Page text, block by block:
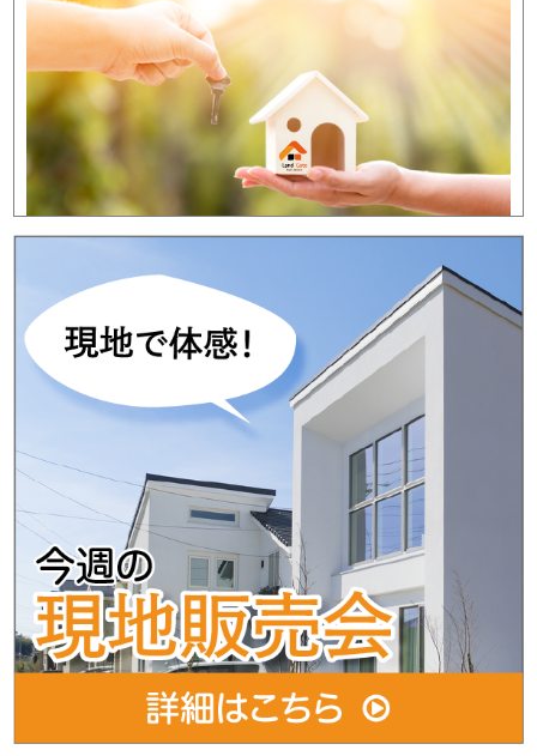
2026年7月6日
《価格変更》星が丘ハイム2階！
弊社、売主物件「星が丘ハイム2階」の価格を1,980万円
に変更しました！
2026年7月3日
【価格変更】平塚高村団地3階×3LDK！
平塚高村団地3階のお部屋、価格変更しました。
2026年6月27日
木曽西４丁目中古建・沢山のお問い合わせ・ご内覧あり
がとうございました。お陰様でご成約になりました♪
2026年6月26日
【新規売出物件】星が丘ハイム2階のお部屋！
相模原市中央区星が丘のファミリー向けマンションのリ
ノベーション工事完了しました！
2026年6月1日
相原中古（古河林業）注文住宅販売！！
古河林業注文住宅販売スタート！！間取りは5LDKござ
います！！是非ご内覧になって見てください♪
2018年1月18日
マイホーム購入で気をつけるべき事とは？
不動産購入の注意点とは？